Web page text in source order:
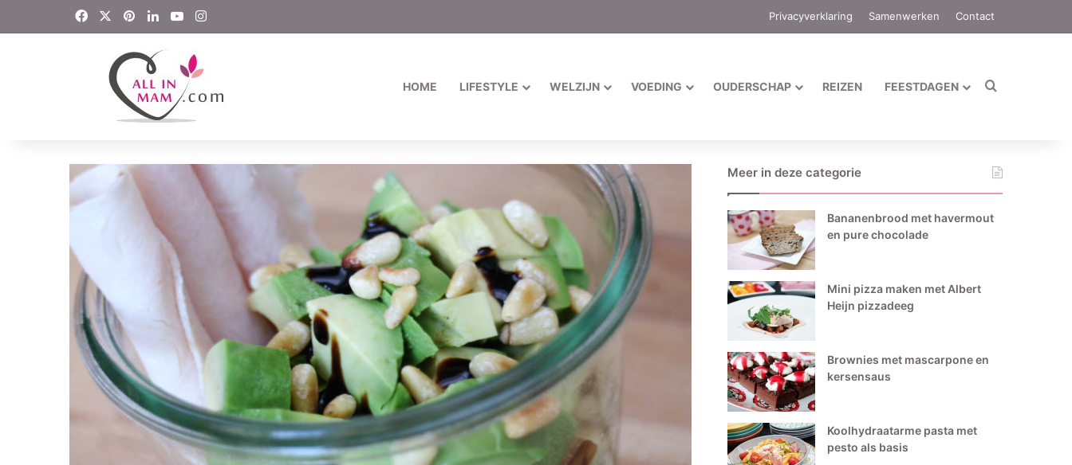
FacebookPinterestLinkedIn
YouTubeInstagram Privacyverklaring Samenwerken Contact
HOME LIFESTYLE WELZIJN VOEDING OUDERSCHAP REIZEN FEESTDAGEN Zoek naar
Meer in deze categorie
Bananenbrood met havermout
en pure chocolade
Mini pizza maken met Albert
Heijn pizzadeeg
Brownies met mascarpone en
kersensaus
Koolhydraatarme pasta met
pesto als basis